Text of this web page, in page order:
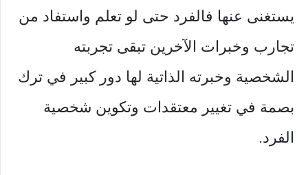
يستغنى عنها فالفرد حتى لو تعلم واستفاد من
تجارب وخبرات الآخرين تبقى تجربته
الشخصية وخبرته الذاتية لها دور كبير في ترك
بصمة في تغيير معتقدات وتكوين شخصية
الفرد.